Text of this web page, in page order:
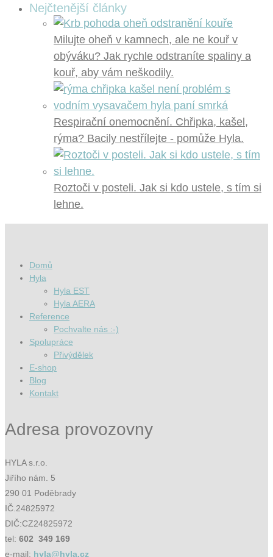
Nejčtenější články
Milujte oheň v kamnech, ale ne kouř v
obýváku? Jak rychle odstraníte spaliny a
kouř, aby vám neškodily.
Respirační onemocnění. Chřipka, kašel,
rýma? Bacily nestřílejte - pomůže Hyla.
Roztoči v posteli. Jak si kdo ustele, s tím si
lehne.
Domů
Hyla
Hyla EST
Hyla AERA
Reference
Pochvalte nás :-)
Spolupráce
Přivýdělek
E-shop
Blog
Kontakt
Adresa provozovny
HYLA s.r.o.
Jiřího nám. 5
290 01 Poděbrady
IČ.24825972
DIČ:CZ24825972
tel: 602 349 169
e-mail: hyla@hyla.cz